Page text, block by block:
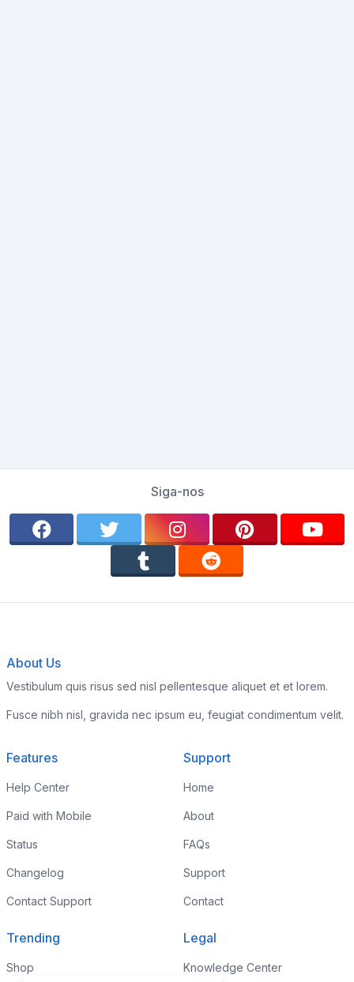
Siga-nos
About Us
Vestibulum quis risus sed nisl pellentesque aliquet et et lorem.
Fusce nibh nisl, gravida nec ipsum eu, feugiat condimentum velit.
Features
Help Center
Paid with Mobile
Status
Changelog
Contact Support
Support
Home
About
FAQs
Support
Contact
Trending
Shop
Legal
Knowledge Center